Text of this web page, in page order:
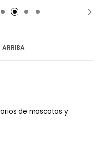
ARRIBA
de mascotas y